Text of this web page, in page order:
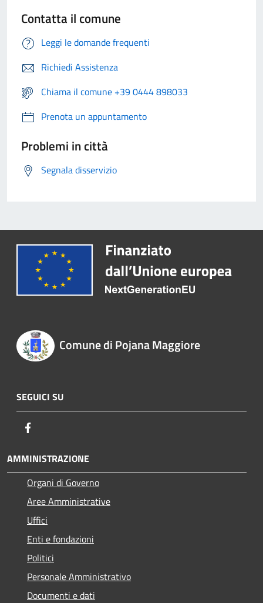
Contatta il comune
Leggi le domande frequenti
Richiedi Assistenza
Chiama il comune +39 0444 898033
Prenota un appuntamento
Problemi in città
Segnala disservizio
Comune di Pojana Maggiore
SEGUICI SU
AMMINISTRAZIONE
Organi di Governo
Aree Amministrative
Uffici
Enti e fondazioni
Politici
Personale Amministrativo
Documenti e dati